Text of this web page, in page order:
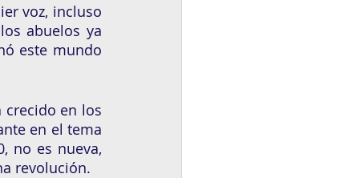
voz, incluso
abuelos ya
este mundo
crecido en los
en el tema
no es nueva,
revolución.